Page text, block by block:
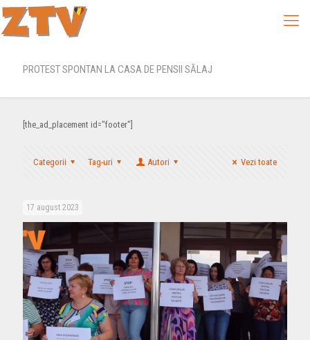
PROTEST SPONTAN LA CASA DE PENSII SĂLAJ
[the_ad_placement id="footer"]
Categorii Tag-uri Autori Vezi toate
17 august 2023